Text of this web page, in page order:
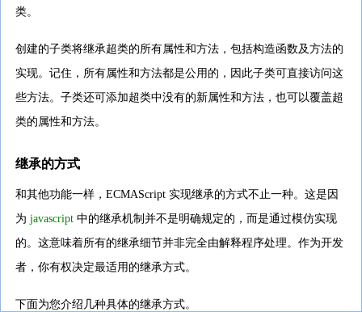
类。
创建的子类将继承超类的所有属性和方法，包括构造函数及方法的
实现。记住，所有属性和方法都是公用的，因此子类可直接访问这
些方法。子类还可添加超类中没有的新属性和方法，也可以覆盖超
类的属性和方法。
继承的方式
和其他功能一样，ECMAScript 实现继承的方式不止一种。这是因
为 javascript 中的继承机制并不是明确规定的，而是通过模仿实现
的。这意味着所有的继承细节并非完全由解释程序处理。作为开发
者，你有权决定最适用的继承方式。
下面为您介绍几种具体的继承方式。